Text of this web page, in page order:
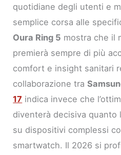
quotidiane degli utenti e
semplice corsa alle
Oura Ring 5 mostra che il
premierà sempre di più
comfort e insight sanitari
collaborazione tra
17 indica invece che
diventerà decisiva quanto
su dispositivi complessi
smartwatch. Il 2026 si